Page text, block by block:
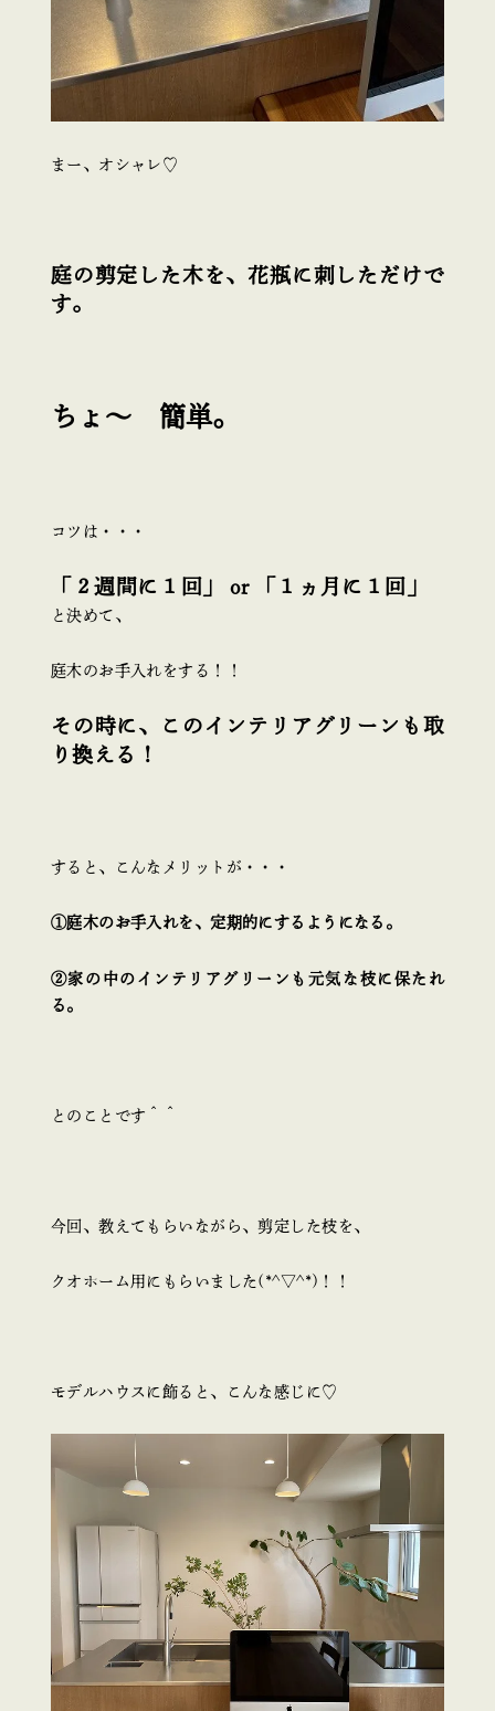
まー、オシャレ♡
庭の剪定した木を、花瓶に刺しただけで
す。
ちょ～ 簡単。
コツは・・・
「２週間に１回」 or 「１ヵ月に１回」
と決めて、
庭木のお手入れをする！！
その時に、このインテリアグリーンも取
り換える！
すると、こんなメリットが・・・
①庭木のお手入れを、定期的にするようになる。
②家の中のインテリアグリーンも元気な枝に保たれ
る。
とのことです＾＾
今回、教えてもらいながら、剪定した枝を、
クオホーム用にもらいました(*^▽^*)！！
モデルハウスに飾ると、こんな感じに♡